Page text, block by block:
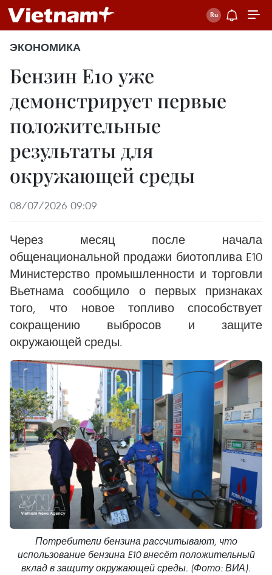
ЭКОНОМИКА
Бензин E10 уже
демонстрирует первые
положительные
результаты для
окружающей среды
08/07/2026 09:09
Через месяц после начала
общенациональной продажи биотоплива E10
Министерство промышленности и торговли
Вьетнама сообщило о первых признаках
того, что новое топливо способствует
сокращению выбросов и защите
окружающей среды.
Потребители бензина рассчитывают, что
использование бензина E10 внесёт положительный
вклад в защиту окружающей среды. (Фото: ВИА).